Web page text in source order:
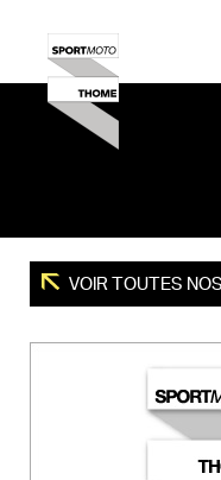
VOIR TOUTES